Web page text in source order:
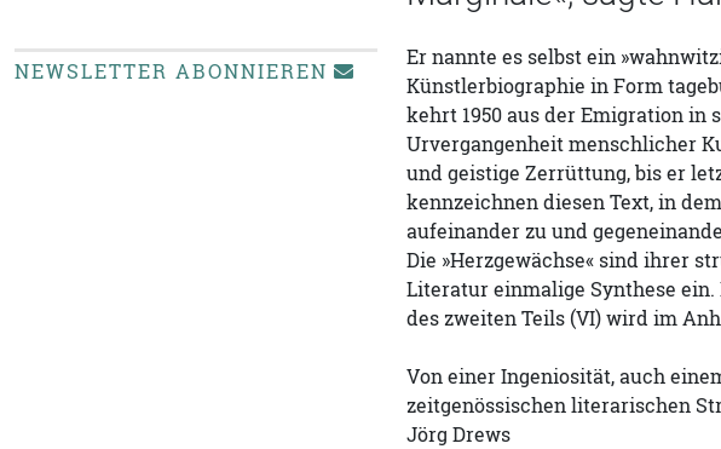
NEWSLETTER ABONNIEREN
Er nannte es selbst ein
Künstlerbiographie in Form
kehrt 1950 aus der Emigration in
Urvergangenheit menschlicher
und geistige Zerrüttung, bis er
kennzeichnen diesen Text, in
aufeinander zu und
Die »Herzgewächse« sind ihrer
Literatur einmalige Synthese ein.
des zweiten Teils (VI) wird im
Von einer Ingeniosität, auch
zeitgenössischen literarischen
Jörg Drews